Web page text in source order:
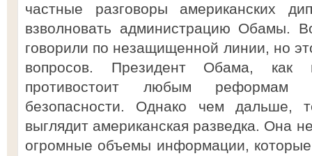
частные разговоры американских
взволновать администрацию Обамы.
говорили по незащищенной линии, но
вопросов. Президент Обама, как
противостоит любым реформам
безопасности. Однако чем дальше,
выглядит американская разведка. Она
огромные объемы информации,